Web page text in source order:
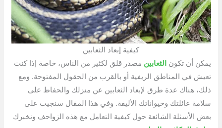
كيفية إبعاد الثعابين
يمكن أن تكون
الثعابين مصدر قلق لكثير من الناس، خاصة إذا كنت
تعيش في المناطق الريفية أو بالقرب من الحقول المفتوحة. ومع
ذلك، هناك عدة طرق لإبعاد الثعابين عن منزلك والحفاظ على
سلامة عائلتك وحيواناتك الأليفة. وفي هذا المقال سنجيب على
بعض الأسئلة الشائعة حول كيفية التعامل مع هذه الزواحف ونخبرك